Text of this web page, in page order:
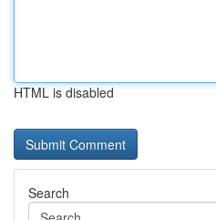
HTML is disabled
Search